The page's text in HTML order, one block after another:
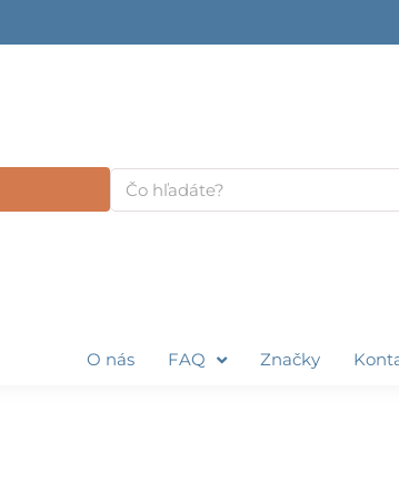
Vyhľadať
O nás FAQ Značky